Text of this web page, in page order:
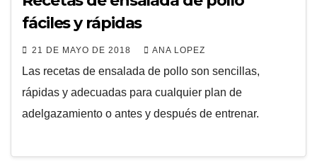
fáciles y rápidas
21 DE MAYO DE 2018 ANA LOPEZ
Las recetas de ensalada de pollo son sencillas,
rápidas y adecuadas para cualquier plan de
adelgazamiento o antes y después de entrenar.